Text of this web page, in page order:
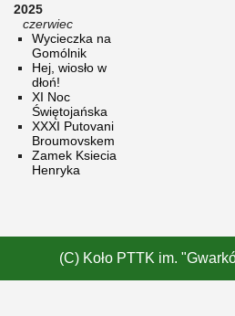
2025
czerwiec
Wycieczka na
Gomólnik
Hej, wiosło w
dłoń!
XI Noc
Świętojańska
XXXI Putovani
Broumovskem
Zamek Ksiecia
Henryka
(C) Koło PTTK im.